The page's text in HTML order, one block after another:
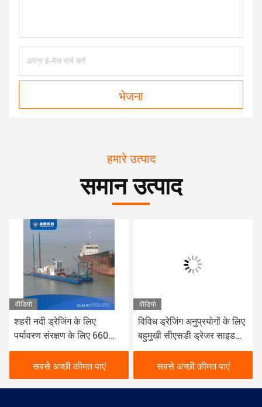
भेजना
हमारे उत्पाद
समान उत्पाद
नदी ड्रेजिंग के लिए
संरक्षण के लिए 660
8 इंच का छोटा ड्रेजर
सबसे अच्छी कीमत पाएं
वीडियो
विविध ड्रेजिंग अनुप्रयोगों के लिए
बहुमुखी सीएसडी ड्रेजर साइड
प्लेट मोटाई 6 मिमी
सबसे अच्छी कीमत पाएं
विशेष
लिए